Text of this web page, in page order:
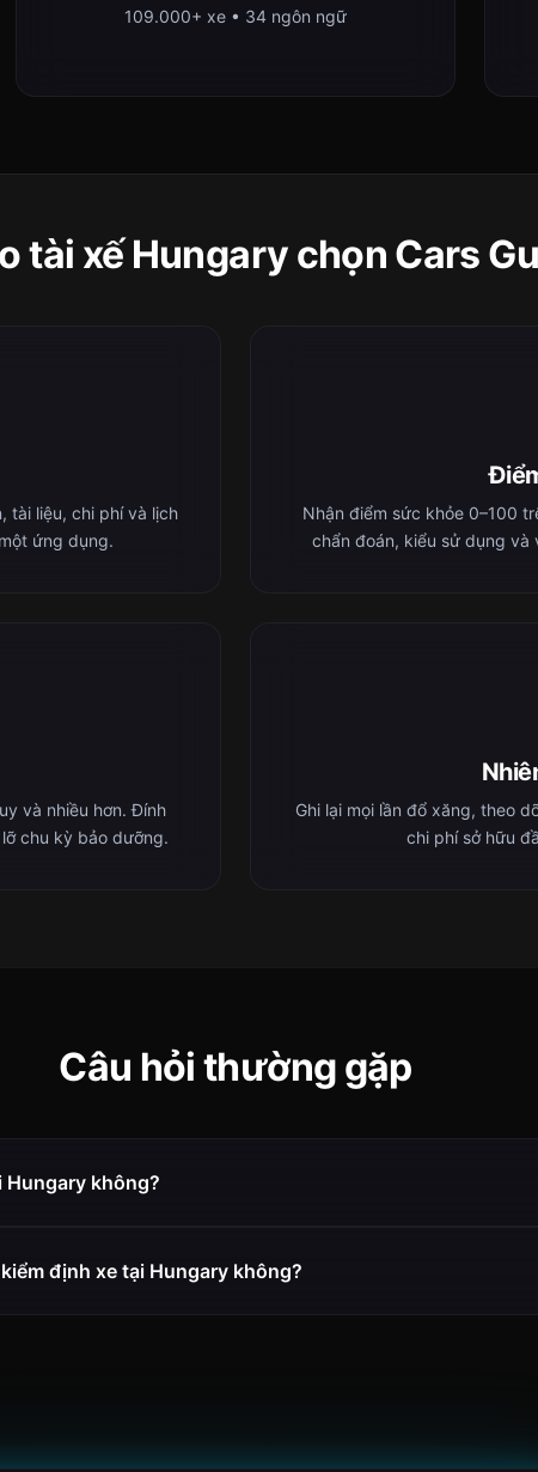
109.000+ xe • 34 ngôn ngữ
tài xế Hungary chọn Cars
tài liệu, chi phí và lịch
ứng dụng.
Nhận điểm sức khỏe 0–100
chẩn đoán, kiểu sử dụng và
và nhiều hơn. Đính
chu kỳ bảo dưỡng.
Ghi lại mọi lần đổ xăng, theo
chi phí sở hữu
Câu hỏi thường gặp
Hungary không?
định xe tại Hungary không?